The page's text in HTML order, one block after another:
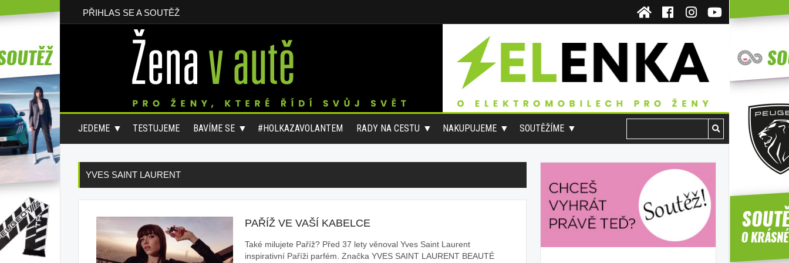
PŘIHLAS SE A SOUTĚŽ
JEDEME TESTUJEME BAVÍME SE #HOLKAZAVOLANTEM RADY NA CESTU NAKUPUJEME SOUTĚŽÍME
YVES SAINT LAURENT
PAŘÍŽ VE VAŠÍ KABELCE
Také milujete Paříž? Před 37 lety věnoval Yves Saint Laurent
inspirativní Paříži parfém. Značka YVES SAINT LAURENT BEAUTÉ